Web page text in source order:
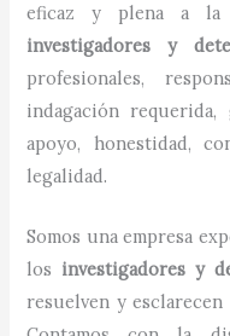
eficaz y plena a la
investigadores y
profesionales,
indagación requerida,
apoyo, honestidad,
legalidad.
Somos una empresa
los investigadores y
resuelven y